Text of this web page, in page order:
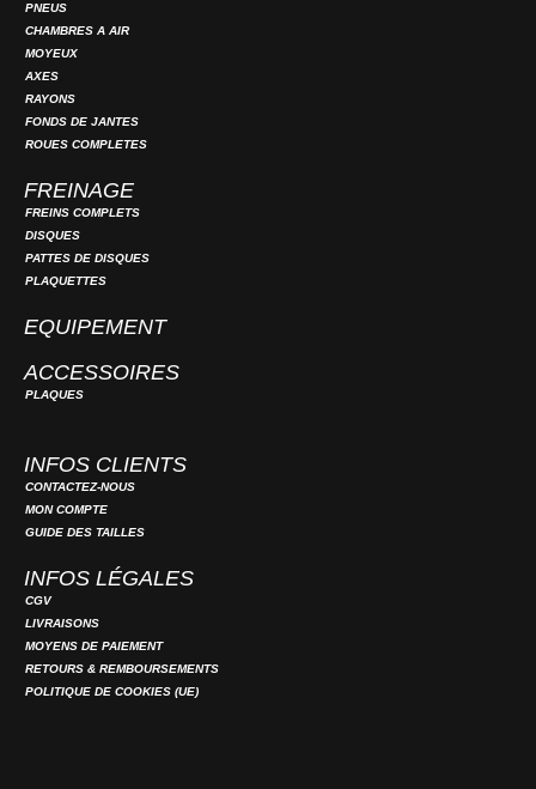
PNEUS
CHAMBRES A AIR
MOYEUX
AXES
RAYONS
FONDS DE JANTES
ROUES COMPLETES
FREINAGE
FREINS COMPLETS
DISQUES
PATTES DE DISQUES
PLAQUETTES
EQUIPEMENT
ACCESSOIRES
PLAQUES
INFOS CLIENTS
CONTACTEZ-NOUS
MON COMPTE
GUIDE DES TAILLES
INFOS LÉGALES
CGV
LIVRAISONS
MOYENS DE PAIEMENT
RETOURS & REMBOURSEMENTS
POLITIQUE DE COOKIES (UE)